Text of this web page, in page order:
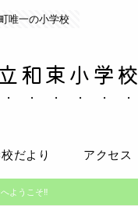
唯一の小学校
和束小学校
だより アクセス
ようこそ‼